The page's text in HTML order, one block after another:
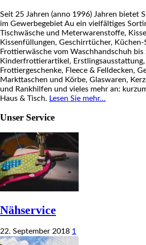
Seit 25 Jahren (anno 1996) Jahren bietet
im Gewerbegebiet Au ein vielfältiges
Tischwäsche und Meterwarenstoffe,
Kissenfüllungen, Geschirrtücher, Küchen-
Frottierwäsche vom Waschhandschuh bis
Kinderfrottierartikel,
Frottiergeschenke, Fleece & Felldecken,
Markttaschen und Körbe, Glaswaren,
und Rankhilfen und vieles mehr an:
Haus & Tisch. Lesen Sie mehr…
Unser Service
Nähservice
22. September 2018 1